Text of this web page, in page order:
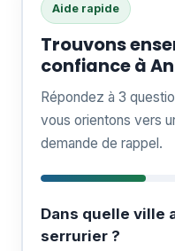
Aide rapide
Trouvons
confiance à
Répondez à 3
vous orientons vers
demande de rappel.
Dans quelle ville
serrurier ?